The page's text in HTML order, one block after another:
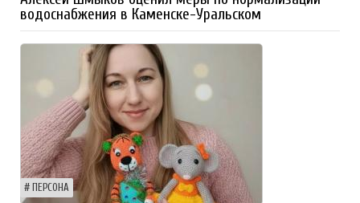
водоснабжения в Каменске-Уральском
ПЕРСОНА